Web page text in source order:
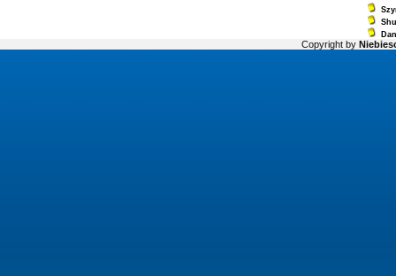
Copyright by